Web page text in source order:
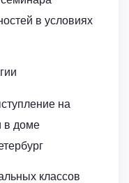
в условиях
на
в доме
классов